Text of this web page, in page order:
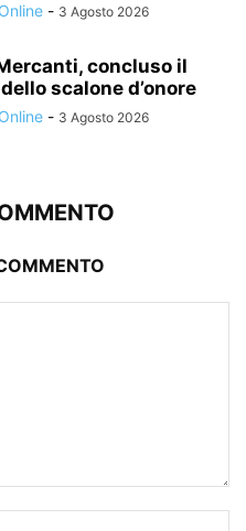
- 3 Agosto 2026
concluso il
scalone d’onore
- 3 Agosto 2026